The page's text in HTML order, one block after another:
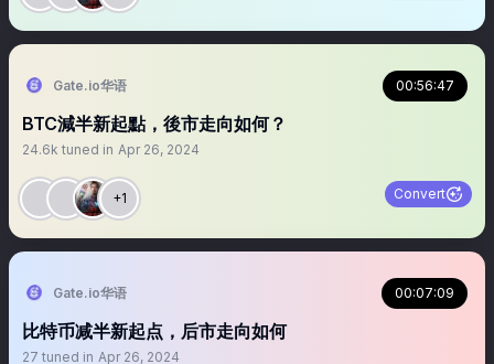
Gate.io华语 00:56:47
BTC減半新起點，後市走向如何？
24.6k tuned in Apr 26, 2024
+1 Convert
Gate.io华语 00:07:09
比特币减半新起点，后市走向如何
27 tuned in Apr 26, 2024